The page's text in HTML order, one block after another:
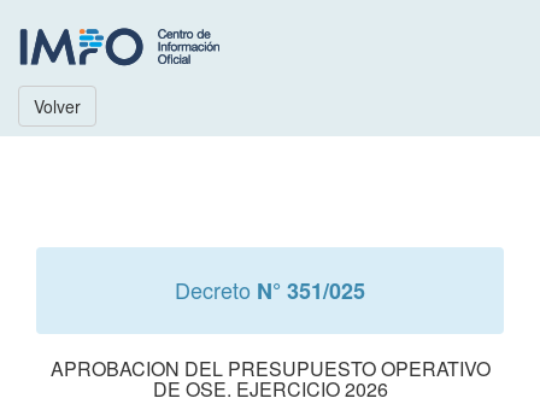
Volver
Decreto N° 351/025
APROBACION DEL PRESUPUESTO OPERATIVO
DE OSE. EJERCICIO 2026